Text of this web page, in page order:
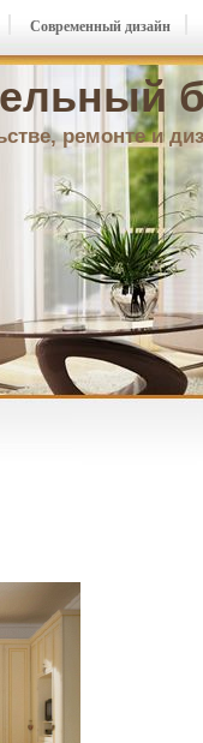
ремонте и
Современный дизайн